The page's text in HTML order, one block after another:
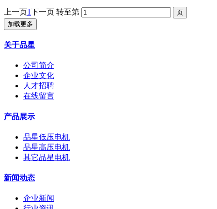
上一页1下一页 转至第
加载更多
关于品星
公司简介
企业文化
人才招聘
在线留言
产品展示
品星低压电机
品星高压电机
其它品星电机
新闻动态
企业新闻